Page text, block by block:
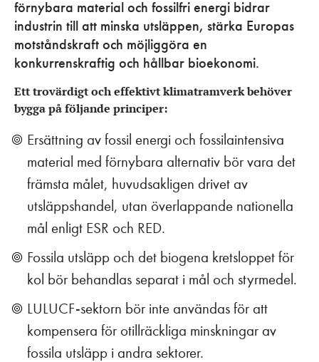
förnybara material och fossilfri energi bidrar
industrin till att minska utsläppen, stärka Europas
motståndskraft och möjliggöra en
konkurrenskraftig och hållbar bioekonomi.
Ett trovärdigt och effektivt klimatramverk behöver
bygga på följande principer:
Ersättning av fossil energi och fossilaintensiva
material med förnybara alternativ bör vara det
främsta målet, huvudsakligen drivet av
utsläppshandel, utan överlappande nationella
mål enligt ESR och RED.
Fossila utsläpp och det biogena kretsloppet för
kol bör behandlas separat i mål och styrmedel.
LULUCF-sektorn bör inte användas för att
kompensera för otillräckliga minskningar av
fossila utsläpp i andra sektorer.